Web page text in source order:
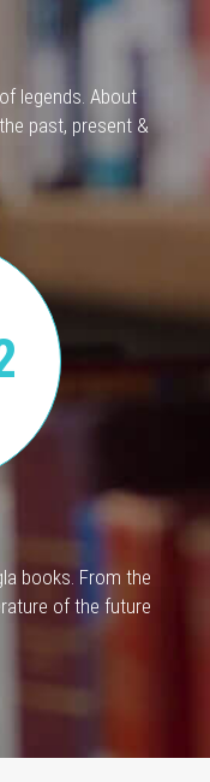
legends. About
past, present &
books. From the
of the future